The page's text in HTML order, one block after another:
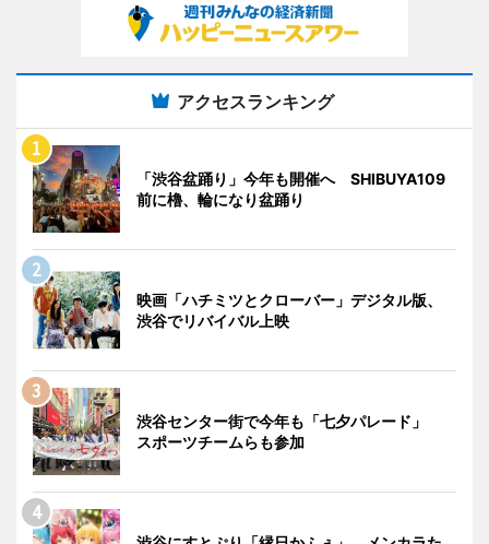
アクセスランキング
「渋谷盆踊り」今年も開催へ SHIBUYA109
前に櫓、輪になり盆踊り
映画「ハチミツとクローバー」デジタル版、
渋谷でリバイバル上映
渋谷センター街で今年も「七夕パレード」
スポーツチームらも参加